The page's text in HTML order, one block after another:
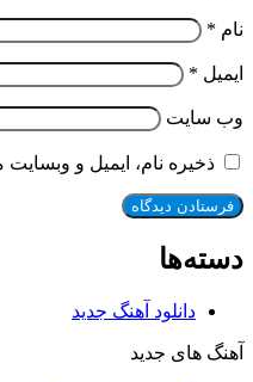
نام *
ایمیل *
وب‌ سایت
ذخیره نام، ایمیل و
دسته‌ها
دانلود آهنگ جدید
آهنگ های جدید